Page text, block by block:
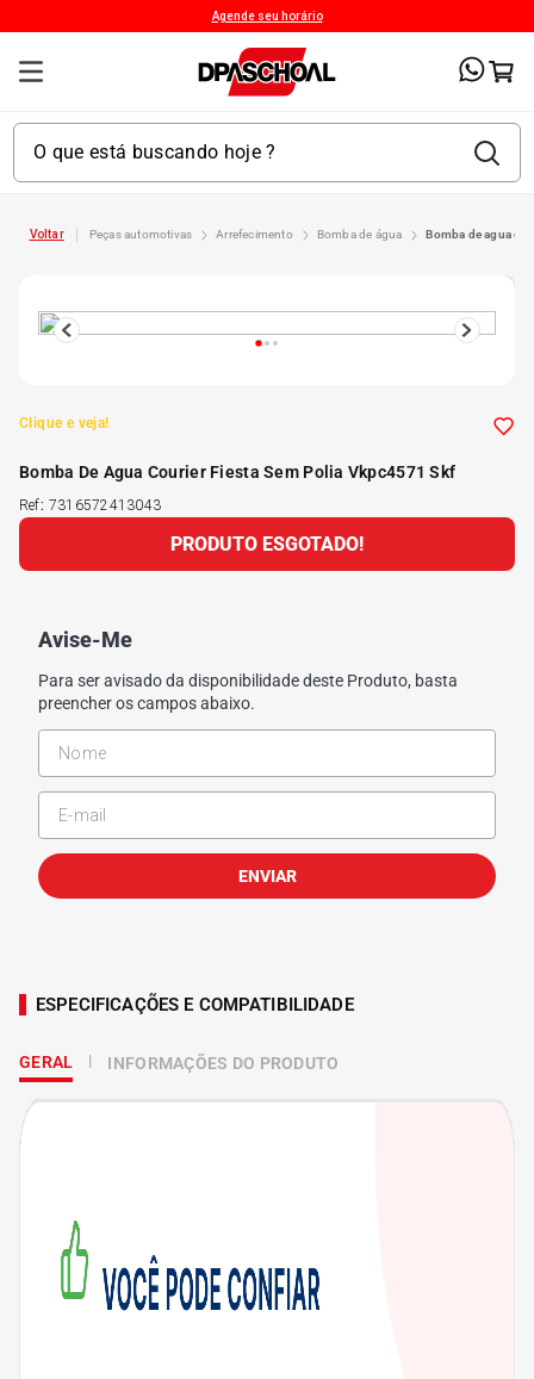
Agende seu horário
peças automotivas arrefecimento bomba de água bomba de agua
Clique e veja!
Bomba De Agua Courier Fiesta Sem Polia Vkpc4571 Skf
Ref: 7316572413043
PRODUTO ESGOTADO!
Avise-Me
Para ser avisado da disponibilidade deste Produto, basta
preencher os campos abaixo.
ENVIAR
ESPECIFICAÇÕES E COMPATIBILIDADE
GERAL INFORMAÇÕES DO PRODUTO
3º
4 º 175 65r14
5º Kit 4 Pneu Xbri Aro 13
6º 175 70r14
7º 185 65r15
8º
9º 205 55r16